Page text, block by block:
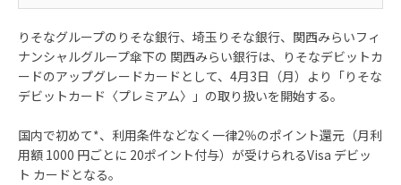
りそなグループのりそな銀行、埼玉りそな銀行、関西みらいフィ
ナンシャルグループ傘下の 関西みらい銀行は、りそなデビットカ
ードのアップグレードカードとして、4月3日（月）より「りそな
デビットカード〈プレミアム〉」の取り扱いを開始する。
国内で初めて*、利用条件などなく一律2％のポイント還元（月利
用額 1000 円ごとに 20ポイント付与）が受けられるVisa デビッ
ト カードとなる。